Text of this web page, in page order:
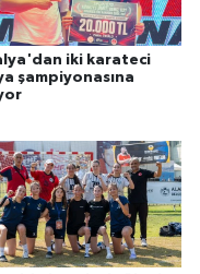
iki karateci
şampiyonasına